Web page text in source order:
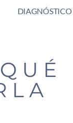
DIAGNÓSTICO